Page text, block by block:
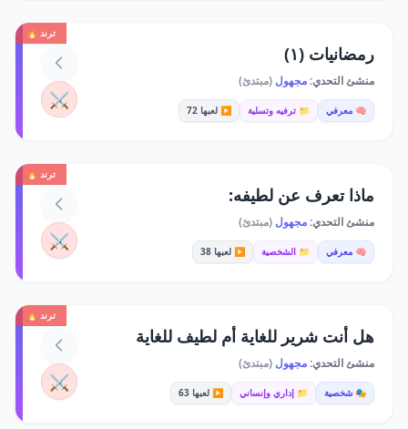
ترند 🔥
رمضانيات (١)
منشئ التحدي:مجهول (مبتدئ)
🧠 معرفي 📁 ترفيه وتسلية ▶️ لعبها 72 ⚔️
ترند 🔥
ماذا تعرف عن لطيفه:
منشئ التحدي:مجهول (مبتدئ)
🧠 معرفي 📁 الشخصية ▶️ لعبها 38 ⚔️
ترند 🔥
هل أنت شرير للغاية أم لطيف للغاية
منشئ التحدي:مجهول (مبتدئ)
🎭 شخصية 📁 إداري وإنساني ▶️ لعبها 63 ⚔️